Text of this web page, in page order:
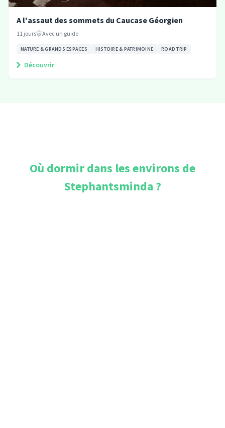
A l'assaut des sommets du Caucase Géorgien
11 jours Avec un guide
NATURE & GRANDS ESPACES HISTOIRE & PATRIMOINE ROAD TRIP
Découvrir
Où dormir dans les environs de
Stephantsminda ?